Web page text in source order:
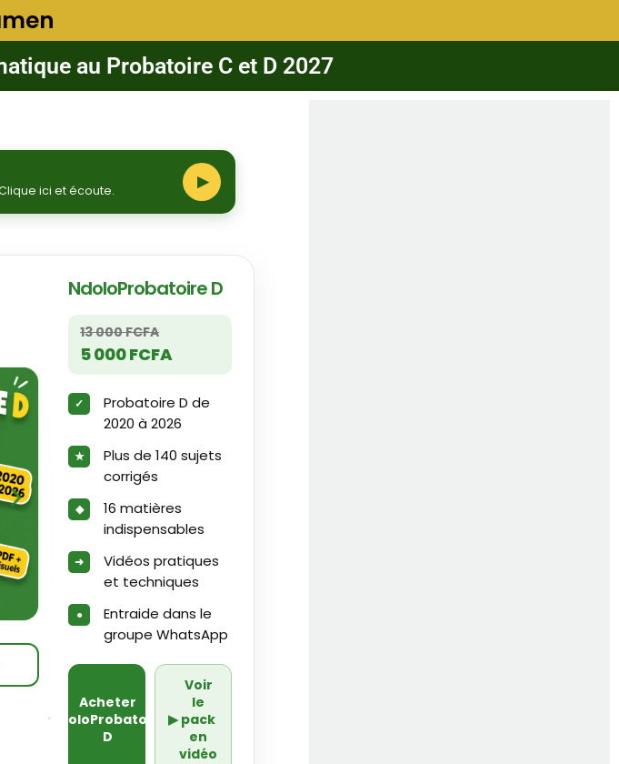
au Probatoire C et D 2027
ici et écoute. ▶
›
NdoloProbatoire D
13 000 FCFA
5 000 FCFA
Probatoire D de
2020 à 2026
Plus de 140 sujets
corrigés
16 matières
indispensables
Vidéos pratiques
et techniques
Entraide dans le
groupe WhatsApp
Acheter
NdoloProbatoire
D
▶
Voir
le
pack
en
vidéo